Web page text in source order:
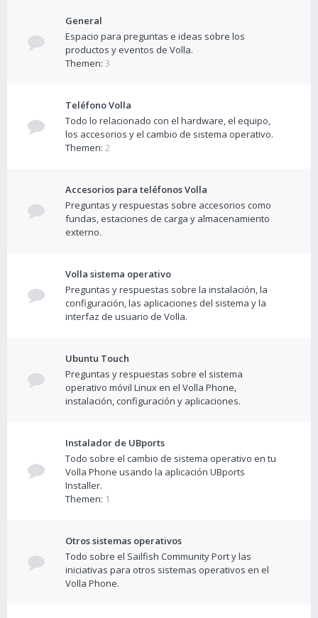
General
Espacio para preguntas e ideas sobre los
productos y eventos de Volla.
Themen: 3
Teléfono Volla
Todo lo relacionado con el hardware, el equipo,
los accesorios y el cambio de sistema operativo.
Themen: 2
Accesorios para teléfonos Volla
Preguntas y respuestas sobre accesorios como
fundas, estaciones de carga y almacenamiento
externo.
Volla sistema operativo
Preguntas y respuestas sobre la instalación, la
configuración, las aplicaciones del sistema y la
interfaz de usuario de Volla.
Ubuntu Touch
Preguntas y respuestas sobre el sistema
operativo móvil Linux en el Volla Phone,
instalación, configuración y aplicaciones.
Instalador de UBports
Todo sobre el cambio de sistema operativo en tu
Volla Phone usando la aplicación UBports
Installer.
Themen: 1
Otros sistemas operativos
Todo sobre el Sailfish Community Port y las
iniciativas para otros sistemas operativos en el
Volla Phone.